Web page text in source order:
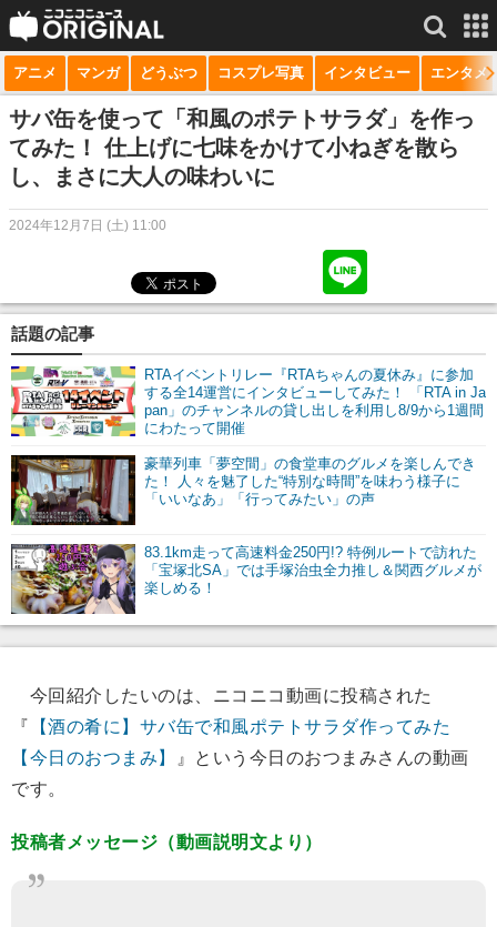
サービス一覧 もっと見る
niconico
動画
生放送
マンガ
ニコニコQ
アニメ マンガ どうぶつ コスプレ写真 インタビュー エンタメ
サバ缶を使って「和風のポテトサラダ」を作っ
てみた！ 仕上げに七味をかけて小ねぎを散ら
し、まさに大人の味わいに
2024年12月7日 (土) 11:00
話題の記事
RTAイベントリレー『RTAちゃんの夏休み』に参加
する全14運営にインタビューしてみた！ 「RTA in Ja
pan」のチャンネルの貸し出しを利用し8/9から1週間
にわたって開催
豪華列車「夢空間」の食堂車のグルメを楽しんでき
た！ 人々を魅了した“特別な時間”を味わう様子に
「いいなあ」「行ってみたい」の声
83.1km走って高速料金250円!? 特例ルートで訪れた
「宝塚北SA」では手塚治虫全力推し＆関西グルメが
楽しめる！
今回紹介したいのは、ニコニコ動画に投稿された
『 【酒の肴に】サバ缶で和風ポテトサラダ作ってみた
【今日のおつまみ】
』という今日のおつまみさんの動画
です。
投稿者メッセージ（動画説明文より）